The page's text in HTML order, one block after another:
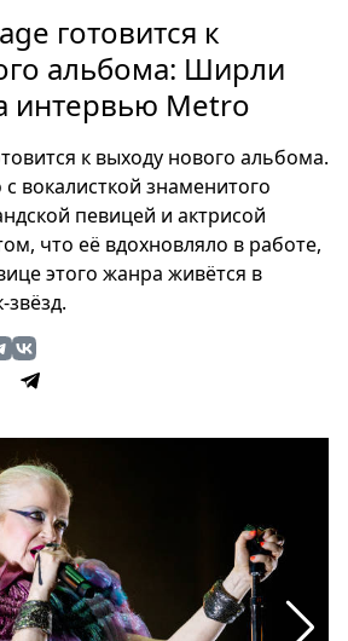
готовится к
альбома: Ширли
интервью Metro
к выходу нового альбома.
вокалисткой знаменитого
певицей и актрисой
что её вдохновляло в работе,
этого жанра живётся в